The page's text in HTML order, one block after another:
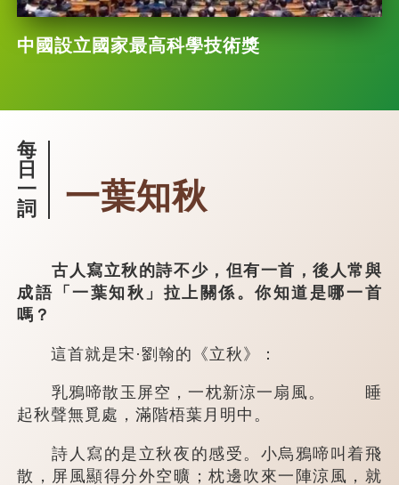
中國設立國家最高科學技術獎
每
日
一
詞
一葉知秋
古人寫立秋的詩不少，但有一首，後人常與
成語「一葉知秋」拉上關係。你知道是哪一首
嗎？
這首就是宋·劉翰的《立秋》：
乳鴉啼散玉屏空，一枕新涼一扇風。 睡
起秋聲無覓處，滿階梧葉月明中。
詩人寫的是立秋夜的感受。小烏鴉啼叫着飛
散，屏風顯得分外空曠；枕邊吹來一陣涼風，就